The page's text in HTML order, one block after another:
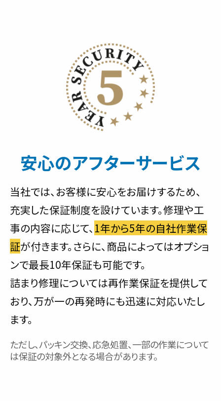
安心のアフターサービス
当社では、お客様に安心をお届けするため、
充実した保証制度を設けています。修理や工
事の内容に応じて、 1年から5年の自社作業保
証が付きます。さらに、商品によってはオプショ
ンで最長10年保証も可能です。
詰まり修理については再作業保証を提供して
おり、万が一の再発時にも迅速に対応いたし
ます。
ただし、パッキン交換、応急処置、一部の作業について
は保証の対象外となる場合があります。